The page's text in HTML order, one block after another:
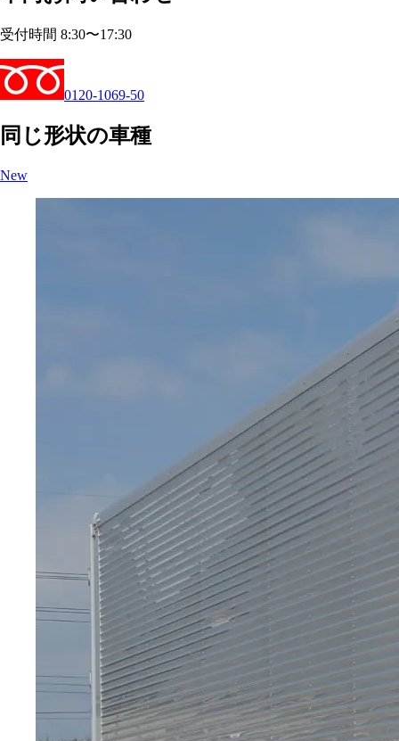
受付時間 8:30〜17:30
0120-1069-50
同じ形状の車種
New